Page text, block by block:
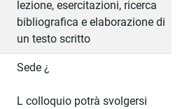
lezione, esercitazioni, ricerca
bibliografica e elaborazione di
un testo scritto
Sede ¿
L colloquio potrà svolgersi